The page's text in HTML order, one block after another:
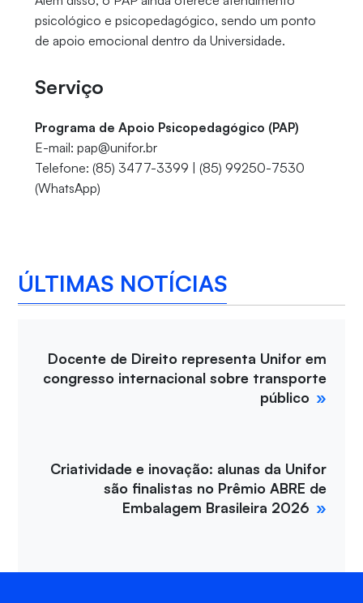
psicológico e psicopedagógico, sendo um ponto
de apoio emocional dentro da Universidade.
Serviço
Programa de Apoio Psicopedagógico (PAP)
E-mail: pap@unifor.br
Telefone: (85) 3477-3399 | (85) 99250-7530
(WhatsApp)
ÚLTIMAS NOTÍCIAS
Docente de Direito representa Unifor em
congresso internacional sobre transporte
público
Criatividade e inovação: alunas da Unifor
são finalistas no Prêmio ABRE de
Embalagem Brasileira 2026